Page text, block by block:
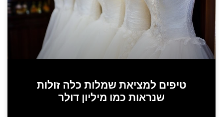
טיפים למציאת שמלות כלה זולות
שנראות כמו מיליון דולר